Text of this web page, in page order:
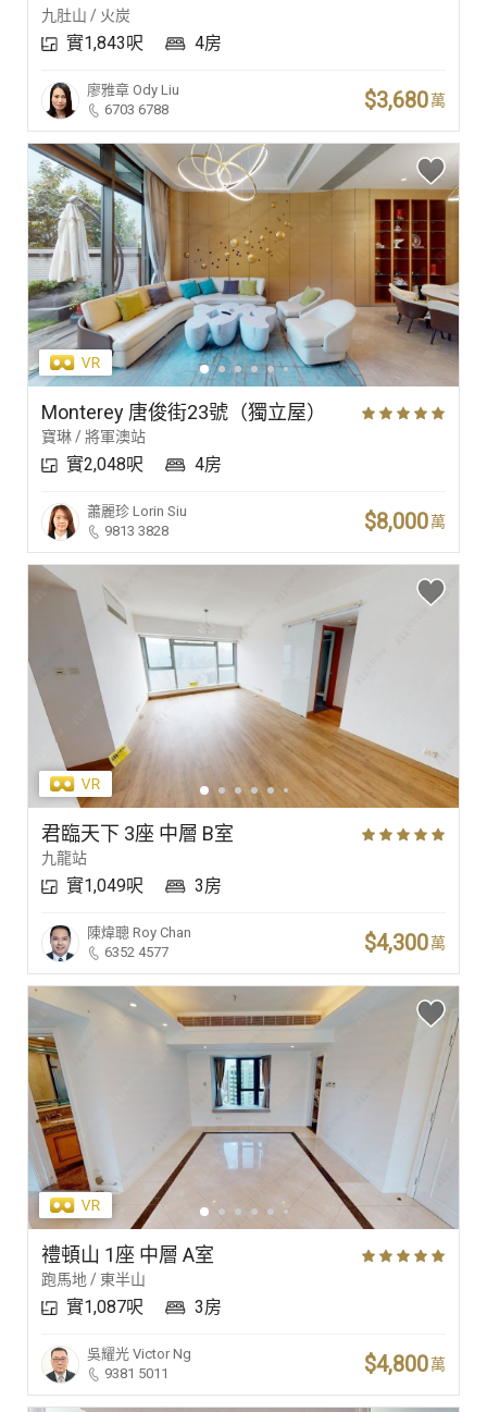
九肚山 / 火炭
實1,843呎 4房
廖雅章 Ody Liu
6703 6788
$3,680萬
Monterey 唐俊街23號（獨立屋）
寶琳 / 將軍澳站
實2,048呎 4房
蕭麗珍 Lorin Siu
9813 3828
$8,000萬
君臨天下 3座 中層 B室
九龍站
實1,049呎 3房
陳煒聰 Roy Chan
6352 4577
$4,300萬
禮頓山 1座 中層 A室
跑馬地 / 東半山
實1,087呎 3房
吳耀光 Victor Ng
9381 5011
$4,800萬